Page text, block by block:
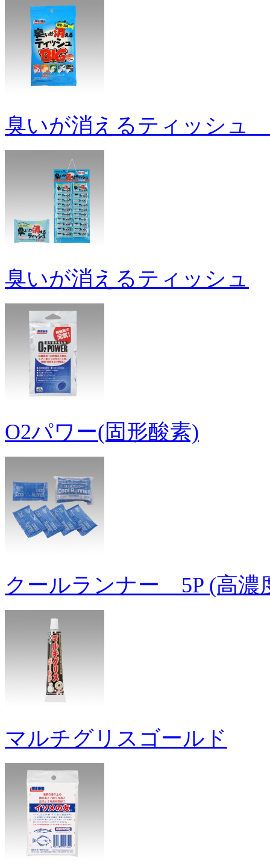
臭いが消えるティッシュ
臭いが消えるティッシュ
O2パワー(固形酸素)
クールランナー 5P (高濃
マルチグリスゴールド